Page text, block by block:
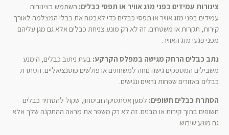
צינורות עמידים בפני מזג אוויר או תפסי כבלים: השתמש בצינורות
עמידים בפני מזג אוויר או תפסי כבלים כדי לאבטח את כבלי המצלמה לאורך
קירות, תקרות או משטחים. זה לא רק מונע צניחת כבלים אלא גם מגן עליהם
מפני פגעי מזג האוויר.
נתב כבלים הרחק מגישה במפלס הקרקע: בעת ניתוב כבלים, הימנע
משבילים המספקים גישה נוחה למשחתים או פולשים פוטנציאליים. הסתרת
כבלים באזורים שפחות נראים ונגישים.
הסתרת כבלים חשופים: למען אסתטיקה וביטחון, שקול להסתיר כבלים
חשופים בתוך קירות או מבנים. זה לא רק משפר את מראה ההתקנה שלך אלא
גם מונע שיבוש.